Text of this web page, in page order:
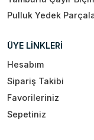
Pulluk Yedek
ÜYE LİNKLERİ
Hesabım
Sipariş Takibi
Favorileriniz
Sepetiniz